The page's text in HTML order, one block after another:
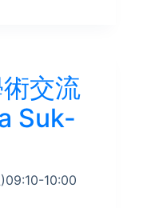
交流
Suk-
10:00